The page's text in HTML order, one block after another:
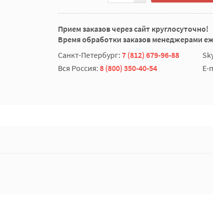
Прием заказов через сайт круглосуточно!
Время обработки заказов менеджерами
Санкт-Петербург: 7 (812) 679-96-88
Вся Россия: 8 (800) 350-40-54 E-